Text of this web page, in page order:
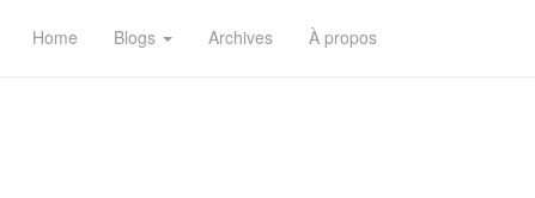
Home Blogs Archives À propos